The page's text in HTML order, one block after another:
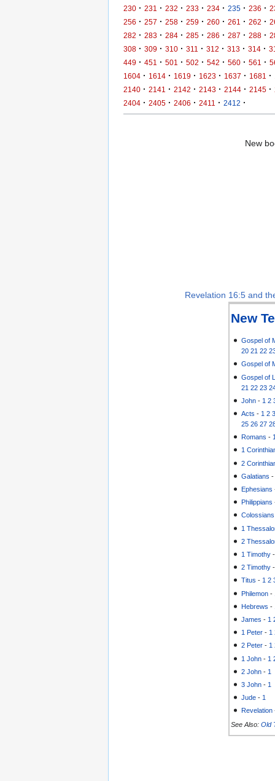
230 · 231 · 232 · 233 · 234 · 235 · 236 ·
256 · 257 · 258 · 259 · 260 · 261 · 262 ·
282 · 283 · 284 · 285 · 286 · 287 · 288 ·
308 · 309 · 310 · 311 · 312 · 313 · 314 ·
449 · 451 · 501 · 502 · 542 · 560 · 561 ·
1604 · 1614 · 1619 · 1623 · 1637 · 1681 ·
2140 · 2141 · 2142 · 2143 · 2144 · 2145 ·
2404 · 2405 · 2406 · 2411 · 2412 ·
New
Revelation 16:5 and
New
Gospel of
20 21 22
Gospel of
Gospel of
21 22 23
John - 1 2
Acts - 1 2
25 26 27
Romans -
1
2
Galatians
Ephesians
Philippians
Colossians
1
2
1 Timothy
2 Timothy
Titus - 1 2
Philemon -
Hebrews -
James - 1
1 Peter - 1
2 Peter -1
1 John - 1
2 John - 1
3 John - 1
Jude - 1
Revelation
See Also: Old